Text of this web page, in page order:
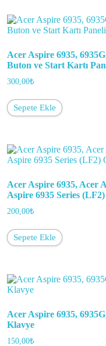
Acer Aspire 6935,
Buton ve Start Kartı
300,00₺
Sepete Ekle
Acer Aspire 6935, Acer
Aspire 6935 Series
200,00₺
Sepete Ekle
Acer Aspire 6935,
Klavye
150,00₺